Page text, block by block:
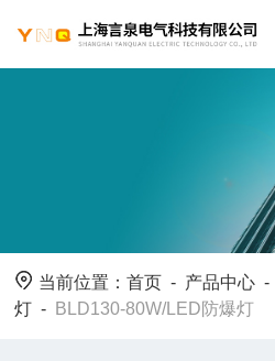
当前位置：首页 - 产品中心 -
灯 - BLD130-80W/LED防爆灯